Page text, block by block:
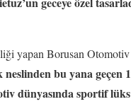
yapan Borusan
neslinden bu yana geçen
dünyasında sportif